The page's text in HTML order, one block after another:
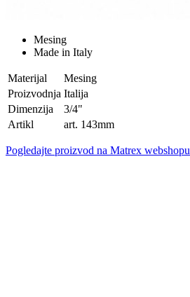
Mesing
Made in Italy
Materijal
Mesing
Proizvodnja Italija
Dimenzija
3/4"
Artikl
art. 143mm
Pogledajte proizvod na Matrex webshopu